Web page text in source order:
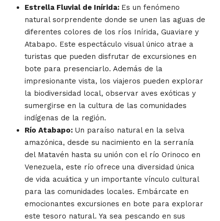
Estrella Fluvial de Inírida: Es un fenómeno
natural sorprendente donde se unen las aguas de
diferentes colores de los ríos Inírida, Guaviare y
Atabapo. Este espectáculo visual único atrae a
turistas que pueden disfrutar de excursiones en
bote para presenciarlo. Además de la
impresionante vista, los viajeros pueden explorar
la biodiversidad local, observar aves exóticas y
sumergirse en la cultura de las comunidades
indígenas de la región.
Río Atabapo: Un paraíso natural en la selva
amazónica, desde su nacimiento en la serranía
del Matavén hasta su unión con el río Orinoco en
Venezuela, este río ofrece una diversidad única
de vida acuática y un importante vínculo cultural
para las comunidades locales. Embárcate en
emocionantes excursiones en bote para explorar
este tesoro natural. Ya sea pescando en sus